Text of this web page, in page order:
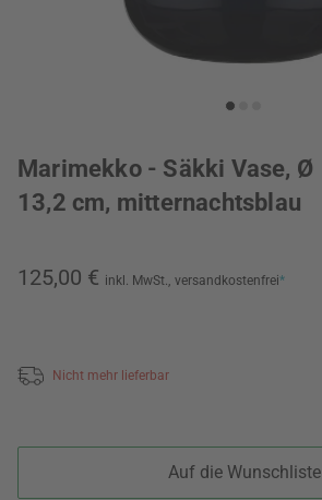
Marimekko - Säkki Vase, Ø
13,2 cm, mitternachtsblau
125,00 € inkl. MwSt., versandkostenfrei*
Nicht mehr lieferbar
Auf die Wunschliste